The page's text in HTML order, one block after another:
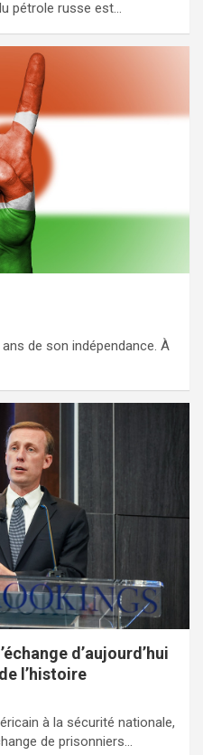
pétrole russe est…
de son indépendance. À
d’aujourd’hui
l’histoire
à la sécurité nationale,
de prisonniers…